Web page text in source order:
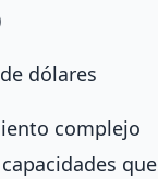
dólares
complejo
que